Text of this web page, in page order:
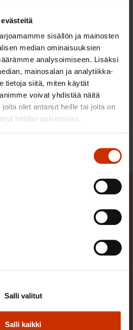
sisällön ja mainosten
median ominaisuuksien
analysoimiseen. Lisäksi
mainosalan ja analytiikka-
tietoja siitä, miten käytät
voivat yhdistää näitä
olet antanut heille tai joita on
heidän palvelujaan.
Salli kaikki
Salli valitut
työntekijöiden tukeminen,
sekä erityisten
kannattaa niin yksilön,
suuren kuvan kannalta.
Linnea